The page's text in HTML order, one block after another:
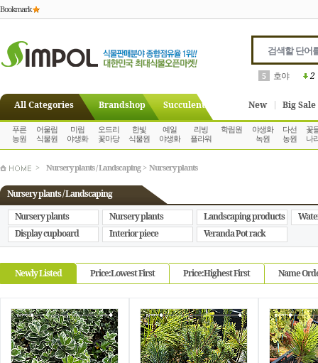
Bookmark
5 호야 2
All Categories Brandshop Succulent New Big Sale
푸른
농원
어울림
식물원
미림
야생화
오드리
꽃마당
한빛
식물원
예일
야생화
리빙
플라워
학림원
야생화
녹원
다선
농원
꽃
나
> Nursery plants / Landscaping > Nursery plants
Nursery plants / Landscaping
Nursery plants
Nursery plants Landscaping products
Display cupboard
Interior piece Veranda Pot rack
Newly Listed Price:Lowest First Price:Highest First Name